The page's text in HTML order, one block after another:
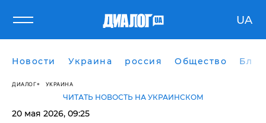
UA
Новости Украина россия Общество
ДИАЛОГ УКРАИНА
ЧИТАТЬ НОВОСТЬ НА УКРАИНСКОМ
20 мая 2026, 09:25